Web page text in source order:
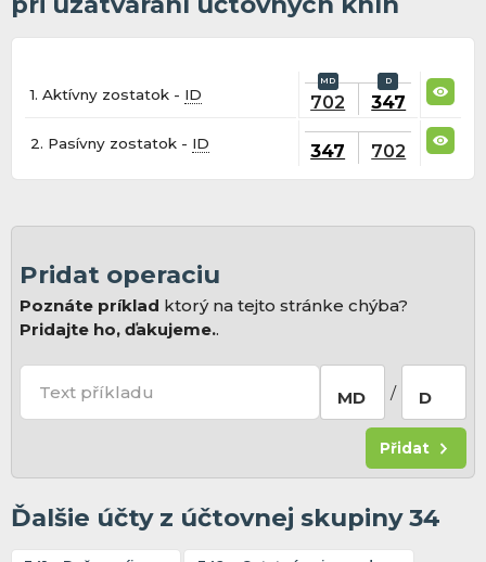
1. Aktívny zostatok - ID 702 347
2. Pasívny zostatok - ID 347 702
Pridat operaciu
Poznáte príklad ktorý na tejto stránke chýba?
Pridajte ho, ďakujeme..
Text příkladu MD / D
Přidat
Ďalšie účty z účtovnej skupiny 34